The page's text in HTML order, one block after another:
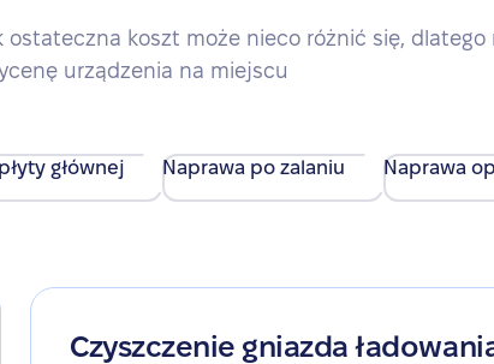
koszt może nieco różnić się, dlatego
urządzenia na miejscu
głównej Naprawa po zalaniu Naprawa
Czyszczenie gniazda